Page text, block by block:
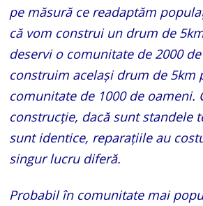
pe măsură ce readaptăm
că vom construi un drum de
deservi o comunitate de 2000
construim același drum de 5km
comunitate de 1000 de oameni.
construcție, dacă sunt standele
sunt identice, reparațiile au
singur lucru diferă.
Probabil în comunitate mai